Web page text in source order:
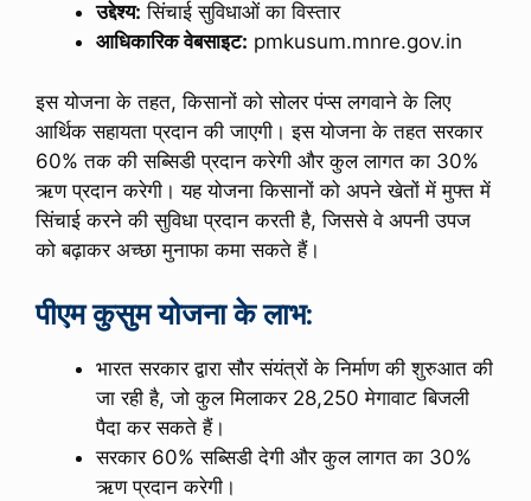
उद्देश्य: सिंचाई सुविधाओं का विस्तार
आधिकारिक वेबसाइट: pmkusum.mnre.gov.in
इस योजना के तहत, किसानों को सोलर पंप्स लगवाने के लिए
आर्थिक सहायता प्रदान की जाएगी। इस योजना के तहत सरकार
60% तक की सब्सिडी प्रदान करेगी और कुल लागत का 30%
ऋण प्रदान करेगी। यह योजना किसानों को अपने खेतों में मुफ्त में
सिंचाई करने की सुविधा प्रदान करती है, जिससे वे अपनी उपज
को बढ़ाकर अच्छा मुनाफा कमा सकते हैं।
पीएम कुसुम योजना के लाभ:
भारत सरकार द्वारा सौर संयंत्रों के निर्माण की शुरुआत की
जा रही है, जो कुल मिलाकर 28,250 मेगावाट बिजली
पैदा कर सकते हैं।
सरकार 60% सब्सिडी देगी और कुल लागत का 30%
ऋण प्रदान करेगी।